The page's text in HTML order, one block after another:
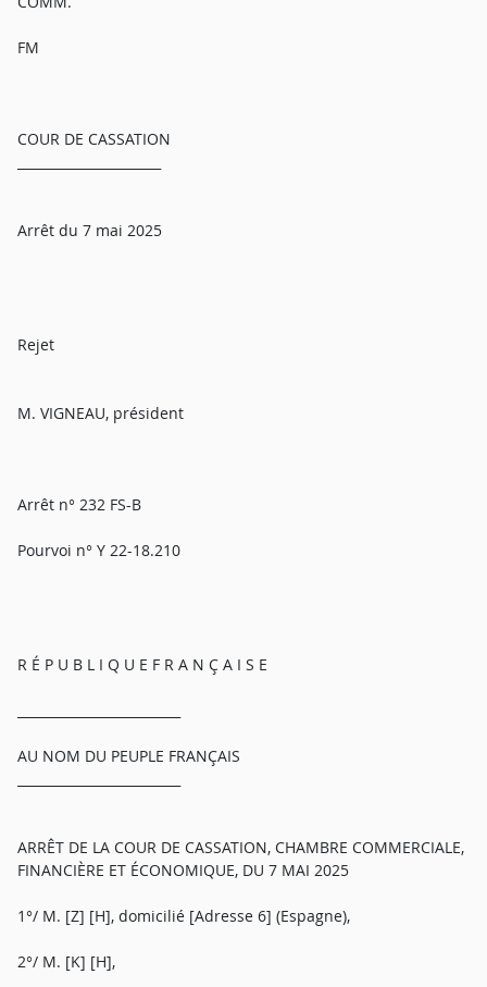
FM
COUR DE CASSATION
Arrêt du 7 mai 2025
Rejet
M. VIGNEAU, président
Arrêt n° 232 FS-B
Pourvoi n° Y 22-18.210
R É P U B L I Q U E F R A N Ç A I S E
AU NOM DU PEUPLE FRANÇAIS
ARRÊT DE LA COUR DE CASSATION, CHAMBRE COMMERCIALE,
FINANCIÈRE ET ÉCONOMIQUE, DU 7 MAI 2025
1°/ M. [Z] [H], domicilié [Adresse 6] (Espagne),
2°/ M. [K] [H],